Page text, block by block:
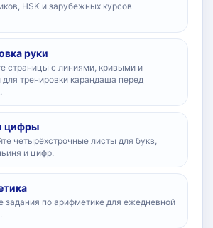
HSK и зарубежных курсов
руки
страницы с линиями, кривыми и
тренировки карандаша перед
цифры
четырёхстрочные листы для букв,
и цифр.
задания по арифметике для ежедневной